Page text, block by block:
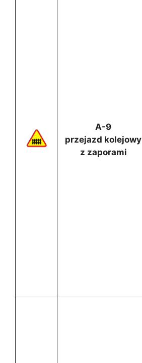
A-9
przejazd kolejowy
z zaporami